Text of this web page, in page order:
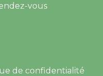
vous
de confidentialité